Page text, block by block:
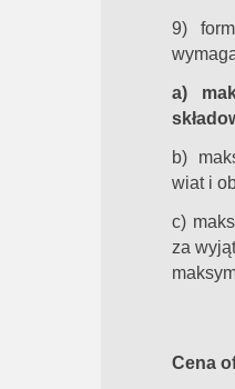
9)
a)
b)
wiat i
c)
za
Cena